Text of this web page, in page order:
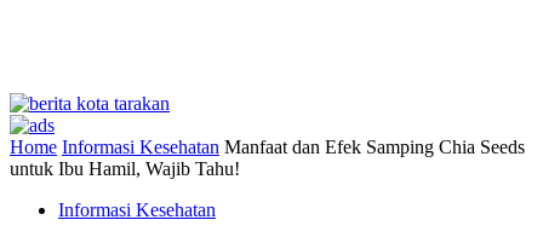
Home Informasi Kesehatan Manfaat dan Efek Samping Chia Seeds
untuk Ibu Hamil, Wajib Tahu!
Informasi Kesehatan